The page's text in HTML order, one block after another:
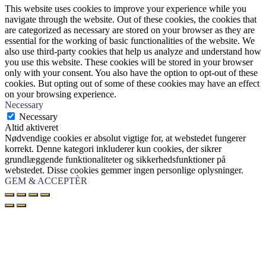
This website uses cookies to improve your experience while you
navigate through the website. Out of these cookies, the cookies that
are categorized as necessary are stored on your browser as they are
essential for the working of basic functionalities of the website. We
also use third-party cookies that help us analyze and understand how
you use this website. These cookies will be stored in your browser
only with your consent. You also have the option to opt-out of these
cookies. But opting out of some of these cookies may have an effect
on your browsing experience.
Necessary
Necessary
Altid aktiveret
Nødvendige cookies er absolut vigtige for, at webstedet fungerer
korrekt. Denne kategori inkluderer kun cookies, der sikrer
grundlæggende funktionaliteter og sikkerhedsfunktioner på
webstedet. Disse cookies gemmer ingen personlige oplysninger.
GEM & ACCEPTÈR